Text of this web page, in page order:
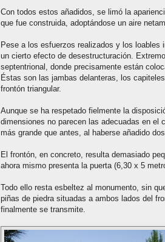
Con todos estos añadidos, se limó la
que fue construida, adoptándose un aire
Pese a los esfuerzos realizados y los loables
un cierto efecto de desestructuración.
septentrional, donde precisamente están
Éstas son las jambas delanteras, los
frontón triangular.
Aunque se ha respetado fielmente la
dimensiones no parecen las adecuadas en el
más grande que antes, al haberse añadido
El frontón, en concreto, resulta demasiado
ahora mismo presenta la puerta (6,30 x 5
Todo ello resta esbeltez al monumento, sin
piñas de piedra situadas a ambos lados del
finalmente se transmite.